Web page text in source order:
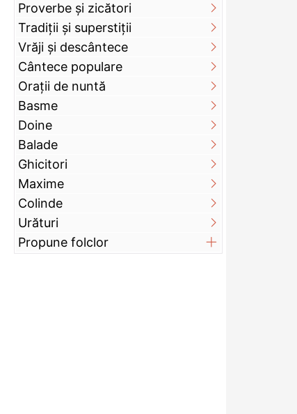
Proverbe și zicători
Tradiții și superstiții
Vrăji și descântece
Cântece populare
Orații de nuntă
Basme
Doine
Balade
Ghicitori
Maxime
Colinde
Urături
Propune folclor